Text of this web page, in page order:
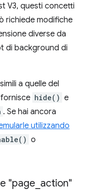
V3, questi concetti
richiede modifiche
diverse da
di background di
a quelle del
hide() e
. Se hai ancora
utilizzando
o
"page action"